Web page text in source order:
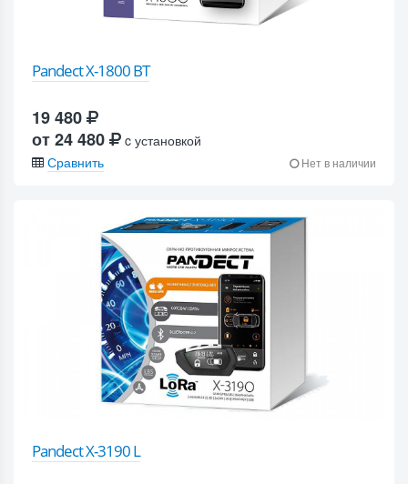
Pandect X-1800 BT
19 480
от 24 480
c установкой
Сравнить
Нет в наличии
Pandect X-3190 L